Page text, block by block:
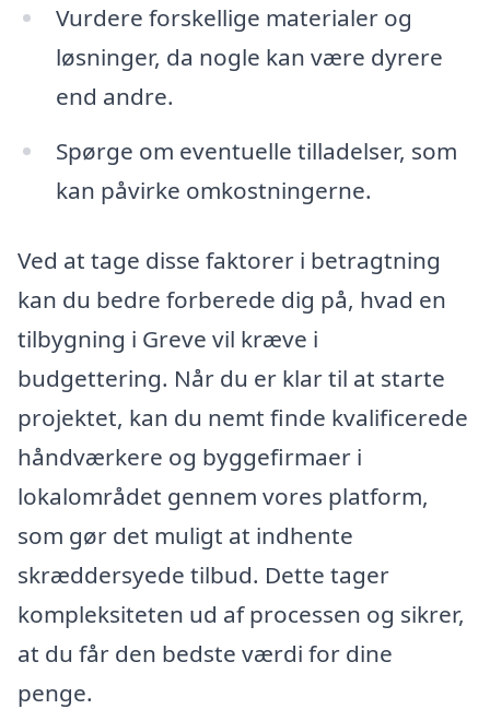
Vurdere forskellige materialer og
løsninger, da nogle kan være dyrere
end andre.
Spørge om eventuelle tilladelser, som
kan påvirke omkostningerne.
Ved at tage disse faktorer i betragtning
kan du bedre forberede dig på, hvad en
tilbygning i Greve vil kræve i
budgettering. Når du er klar til at starte
projektet, kan du nemt finde kvalificerede
håndværkere og byggefirmaer i
lokalområdet gennem vores platform,
som gør det muligt at indhente
skræddersyede tilbud. Dette tager
kompleksiteten ud af processen og sikrer,
at du får den bedste værdi for dine
penge.